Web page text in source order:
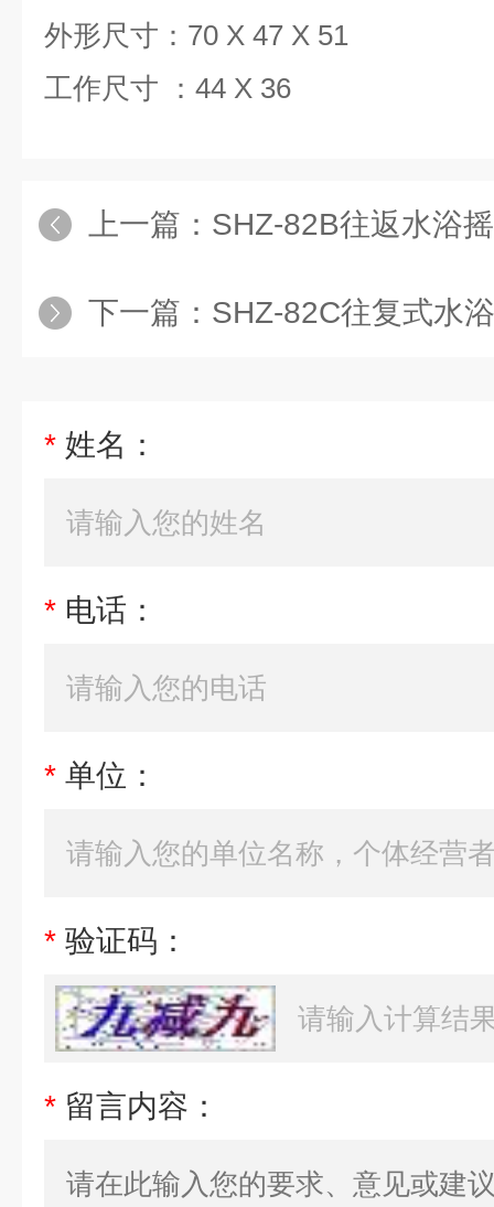
外形尺寸：70 X 47 X 51
工作尺寸 ：44 X 36
上一篇： SHZ-82B往返水浴摇床
下一篇： SHZ-82C往复式水
* 姓名：
* 电话：
* 单位：
* 验证码：
* 留言内容：